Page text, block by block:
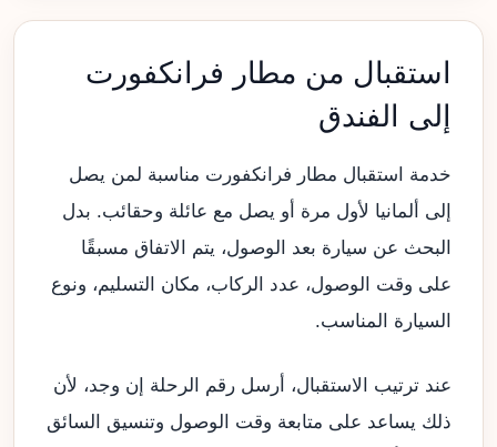
استقبال من مطار فرانكفورت
إلى الفندق
خدمة استقبال مطار فرانكفورت مناسبة لمن يصل
إلى ألمانيا لأول مرة أو يصل مع عائلة وحقائب. بدل
البحث عن سيارة بعد الوصول، يتم الاتفاق مسبقًا
على وقت الوصول، عدد الركاب، مكان التسليم، ونوع
السيارة المناسب.
عند ترتيب الاستقبال، أرسل رقم الرحلة إن وجد، لأن
ذلك يساعد على متابعة وقت الوصول وتنسيق السائق